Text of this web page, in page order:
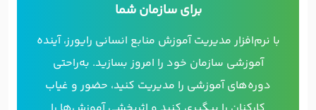
برای سازمان شما
با نرم‌افزار مدیریت آموزش منابع انسانی رایورز، آینده
آموزشی سازمان خود را امروز بسازید. به‌راحتی
دوره‌های آموزشی را مدیریت کنید، حضور و غیاب